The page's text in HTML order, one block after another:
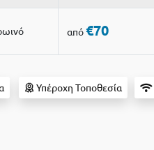
από €70
Υπέροχη Τοποθεσία